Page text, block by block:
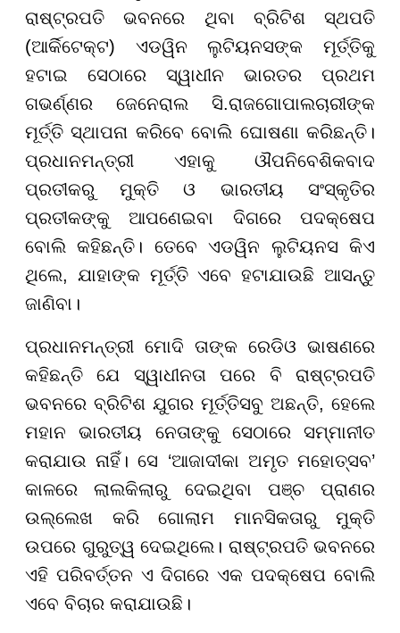
ରାଷ୍ଟ୍ରପତି ଭବନରେ ଥିବା ବ୍ରିଟିଶ ସ୍ଥପତି
(ଆର୍କିଟେକ୍ଟ) ଏଡୱିନ ଲୁଟିୟନସଙ୍କ ମୂର୍ତ୍ତିକୁ
ହଟାଇ ସେଠାରେ ସ୍ୱାଧୀନ ଭାରତର ପ୍ରଥମ
ଗଭର୍ଣ୍ଣର ଜେନେରାଲ ସି.ରାଜଗୋପାଲଚାରୀଙ୍କ
ମୂର୍ତ୍ତି ସ୍ଥାପନା କରିବେ ବୋଲି ଘୋଷଣା କରିଛନ୍ତି।
ପ୍ରଧାନମନ୍ତ୍ରୀ ଏହାକୁ ଔପନିବେଶିକବାଦ
ପ୍ରତୀକରୁ ମୁକ୍ତି ଓ ଭାରତୀୟ ସଂସ୍କୃତିର
ପ୍ରତୀକଙ୍କୁ ଆପଣେଇବା ଦିଗରେ ପଦକ୍ଷେପ
ବୋଲି କହିଛନ୍ତି। ତେବେ ଏଡୱିନ ଲୁଟିୟନସ କିଏ
ଥିଲେ, ଯାହାଙ୍କ ମୂର୍ତ୍ତି ଏବେ ହଟାଯାଉଛି ଆସନ୍ତୁ
ଜାଣିବା।
ପ୍ରଧାନମନ୍ତ୍ରୀ ମୋଦି ତାଙ୍କ ରେଡିଓ ଭାଷଣରେ
କହିଛନ୍ତି ଯେ ସ୍ୱାଧୀନତା ପରେ ବି ରାଷ୍ଟ୍ରପତି
ଭବନରେ ବ୍ରିଟିଶ ଯୁଗର ମୂର୍ତ୍ତିସବୁ ଅଛନ୍ତି, ହେଲେ
ମହାନ ଭାରତୀୟ ନେତାଙ୍କୁ ସେଠାରେ ସମ୍ମାନୀତ
କରାଯାଉ ନାହିଁ। ସେ ‘ଆଜାଦୀକା ଅମୃତ ମହୋତ୍ସବ’
କାଳରେ ଲାଲକିଲାରୁ ଦେଇଥିବା ପଞ୍ଚ ପ୍ରାଣର
ଉଲ୍ଲେଖ କରି ଗୋଲାମ ମାନସିକତାରୁ ମୁକ୍ତି
ଉପରେ ଗୁରୁତ୍ୱ ଦେଇଥିଲେ। ରାଷ୍ଟ୍ରପତି ଭବନରେ
ଏହି ପରିବର୍ତ୍ତନ ଏ ଦିଗରେ ଏକ ପଦକ୍ଷେପ ବୋଲି
ଏବେ ବିଚାର କରାଯାଉଛି।